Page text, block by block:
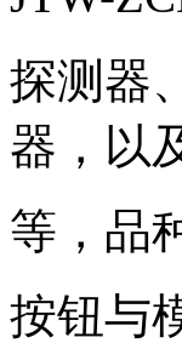
探测器
器，以
等，品
按钮与